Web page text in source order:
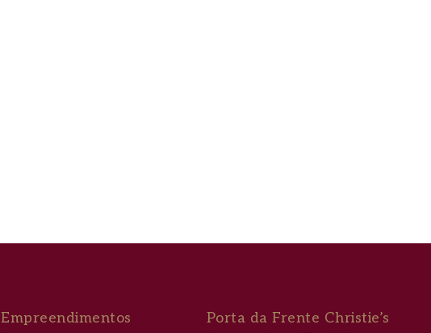
Empreendimentos
Porta da Frente Christie’s